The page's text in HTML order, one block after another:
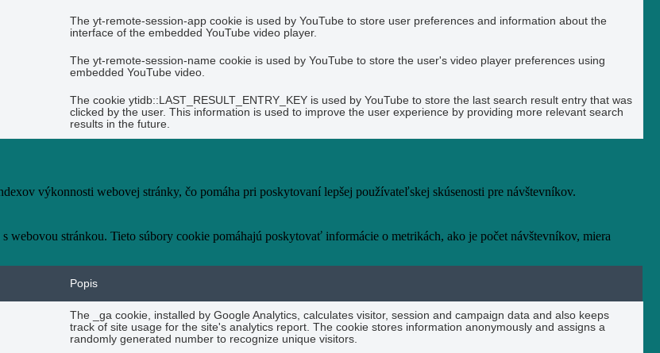
The yt-remote-session-app cookie is used by YouTube to store user preferences and information about the
interface of the embedded YouTube video player.
The yt-remote-session-name cookie is used by YouTube to store the user's video player preferences using
embedded YouTube video.
The cookie ytidb::LAST_RESULT_ENTRY_KEY is used by YouTube to store the last search result entry that was
clicked by the user. This information is used to improve the user experience by providing more relevant search
results in the future.
výkonnosti webovej stránky, čo pomáha pri poskytovaní lepšej používateľskej skúsenosti pre návštevníkov.
webovou stránkou. Tieto súbory cookie pomáhajú poskytovať informácie o metrikách, ako je počet návštevníkov, miera
Popis
The _ga cookie, installed by Google Analytics, calculates visitor, session and campaign data and also keeps
track of site usage for the site's analytics report. The cookie stores information anonymously and assigns a
randomly generated number to recognize unique visitors.